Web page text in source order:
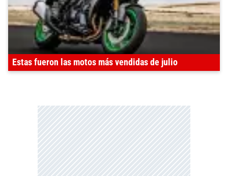
Estas fueron las motos más vendidas de julio